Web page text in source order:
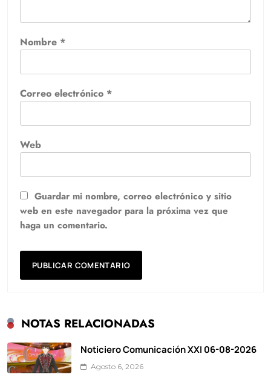
Nombre *
Correo electrónico *
Web
Guardar mi nombre, correo electrónico y sitio
web en este navegador para la próxima vez que
haga un comentario.
NOTAS RELACIONADAS
Noticiero Comunicación XXI 06-08-2026
Agosto 6, 2026